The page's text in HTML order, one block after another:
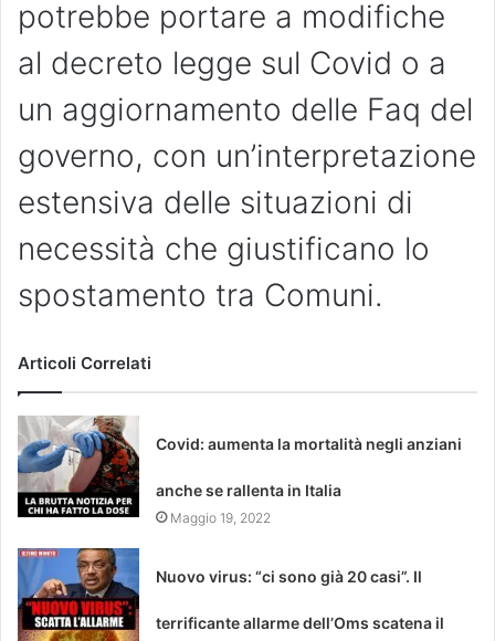
potrebbe portare a modifiche
al decreto legge sul Covid o a
un aggiornamento delle Faq del
governo, con un’interpretazione
estensiva delle situazioni di
necessità che giustificano lo
spostamento tra Comuni.
Articoli Correlati
Covid: aumenta la mortalità negli anziani
anche se rallenta in Italia
Maggio 19, 2022
Nuovo virus: “ci sono già 20 casi”. Il
terrificante allarme dell’Oms scatena il